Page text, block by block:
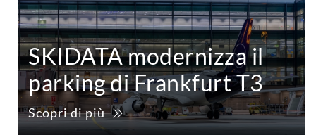
SKIDATA modernizza il
parking di Frankfurt T3
Scopri di più